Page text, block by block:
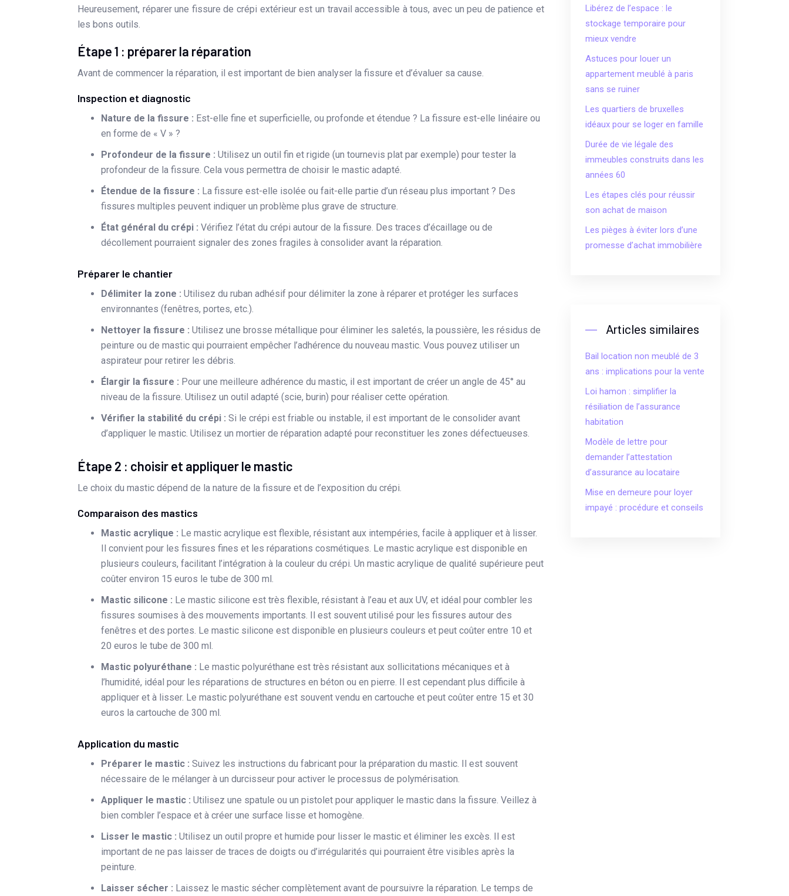
Heureusement, réparer une fissure de crépi extérieur est un travail accessible à tous, avec un peu de patience et
les bons outils.
Étape 1 : préparer la réparation
Avant de commencer la réparation, il est important de bien analyser la fissure et d’évaluer sa cause.
Inspection et diagnostic
Nature de la fissure : Est-elle fine et superficielle, ou profonde et étendue ? La fissure est-elle linéaire ou
en forme de « V » ?
Profondeur de la fissure : Utilisez un outil fin et rigide (un tournevis plat par exemple) pour tester la
profondeur de la fissure. Cela vous permettra de choisir le mastic adapté.
Étendue de la fissure : La fissure est-elle isolée ou fait-elle partie d’un réseau plus important ? Des
fissures multiples peuvent indiquer un problème plus grave de structure.
État général du crépi : Vérifiez l’état du crépi autour de la fissure. Des traces d’écaillage ou de
décollement pourraient signaler des zones fragiles à consolider avant la réparation.
Préparer le chantier
Délimiter la zone : Utilisez du ruban adhésif pour délimiter la zone à réparer et protéger les surfaces
environnantes (fenêtres, portes, etc.).
Nettoyer la fissure : Utilisez une brosse métallique pour éliminer les saletés, la poussière, les résidus de
peinture ou de mastic qui pourraient empêcher l’adhérence du nouveau mastic. Vous pouvez utiliser un
aspirateur pour retirer les débris.
Élargir la fissure : Pour une meilleure adhérence du mastic, il est important de créer un angle de 45° au
niveau de la fissure. Utilisez un outil adapté (scie, burin) pour réaliser cette opération.
Vérifier la stabilité du crépi : Si le crépi est friable ou instable, il est important de le consolider avant
d’appliquer le mastic. Utilisez un mortier de réparation adapté pour reconstituer les zones défectueuses.
Étape 2 : choisir et appliquer le mastic
Le choix du mastic dépend de la nature de la fissure et de l’exposition du crépi.
Comparaison des mastics
Mastic acrylique : Le mastic acrylique est flexible, résistant aux intempéries, facile à appliquer et à lisser.
Il convient pour les fissures fines et les réparations cosmétiques. Le mastic acrylique est disponible en
plusieurs couleurs, facilitant l’intégration à la couleur du crépi. Un mastic acrylique de qualité supérieure peut
coûter environ 15 euros le tube de 300 ml.
Mastic silicone : Le mastic silicone est très flexible, résistant à l’eau et aux UV, et idéal pour combler les
fissures soumises à des mouvements importants. Il est souvent utilisé pour les fissures autour des
fenêtres et des portes. Le mastic silicone est disponible en plusieurs couleurs et peut coûter entre 10 et
20 euros le tube de 300 ml.
Mastic polyuréthane : Le mastic polyuréthane est très résistant aux sollicitations mécaniques et à
l’humidité, idéal pour les réparations de structures en béton ou en pierre. Il est cependant plus difficile à
appliquer et à lisser. Le mastic polyuréthane est souvent vendu en cartouche et peut coûter entre 15 et 30
euros la cartouche de 300 ml.
Application du mastic
Préparer le mastic : Suivez les instructions du fabricant pour la préparation du mastic. Il est souvent
nécessaire de le mélanger à un durcisseur pour activer le processus de polymérisation.
Appliquer le mastic : Utilisez une spatule ou un pistolet pour appliquer le mastic dans la fissure. Veillez à
bien combler l’espace et à créer une surface lisse et homogène.
Lisser le mastic : Utilisez un outil propre et humide pour lisser le mastic et éliminer les excès. Il est
important de ne pas laisser de traces de doigts ou d’irrégularités qui pourraient être visibles après la
peinture.
Laisser sécher : Laissez le mastic sécher complètement avant de poursuivre la réparation. Le temps de
Libérez de l’espace : le
stockage temporaire pour
mieux vendre
Astuces pour louer un
appartement meublé à paris
sans se ruiner
Les quartiers de bruxelles
idéaux pour se loger en famille
Durée de vie légale des
immeubles construits dans les
années 60
Les étapes clés pour réussir
son achat de maison
Les pièges à éviter lors d’une
promesse d’achat immobilière
Articles similaires
Bail location non meublé de 3
ans : implications pour la vente
Loi hamon : simplifier la
résiliation de l’assurance
habitation
Modèle de lettre pour
demander l’attestation
d’assurance au locataire
Mise en demeure pour loyer
impayé : procédure et conseils